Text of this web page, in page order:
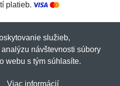
platieb.
rokov s vami)Netnakup.sk
služieb,
návštevnosti súbory
webu s tým súhlasíte.
Viac informácií